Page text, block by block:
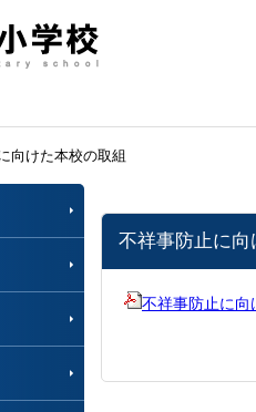
向けた本校の取組
不祥事防止に向
不祥事防止に向